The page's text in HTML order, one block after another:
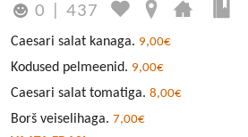
0 |437
Caesari salat kanaga. 9,00€
Kodused pelmeenid. 9,00€
Caesari salat tomatiga. 8,00€
Borš veiselihaga. 7,00€